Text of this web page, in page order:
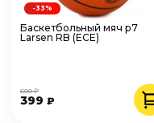
Баскетбольный мяч р7
Larsen RB (ECE)
399 ₽
600 ₽
-33%